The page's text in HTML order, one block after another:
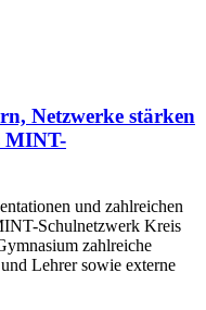
Netzwerke stärken
MINT-
und zahlreichen
Schulnetzwerk Kreis
zahlreiche
Lehrer sowie externe